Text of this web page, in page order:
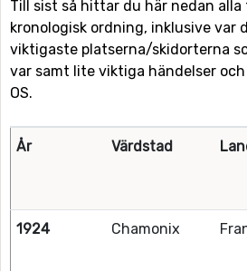
Till sist så hittar du här nedan
kronologisk ordning, inklusive var
viktigaste platserna/skidorterna
var samt lite viktiga händelser
OS.
År Värdstad
1924 Chamonix